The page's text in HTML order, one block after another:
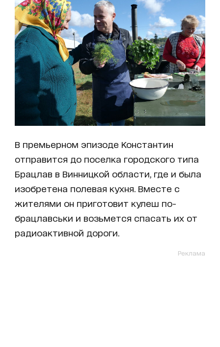
В премьерном эпизоде Константин
отправится до поселка городского типа
Брацлав в Винницкой области, где и была
изобретена полевая кухня. Вместе с
жителями он приготовит кулеш по-
брацлавськи и возьмется спасать их от
радиоактивной дороги.
Реклама